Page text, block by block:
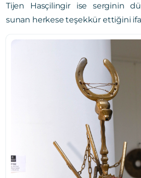
Tijen Hasçilingir ise serginin
sunan herkese teşekkür ettiğini